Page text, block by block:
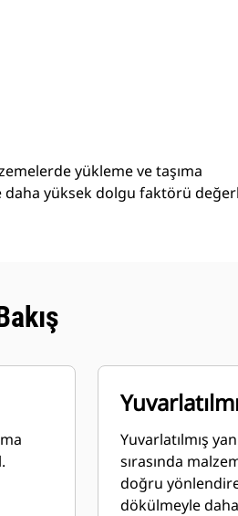
yükleme ve taşıma
daha yüksek dolgu faktörü
Yuvarlatılmış
sırasında
doğru
dökülmeyle